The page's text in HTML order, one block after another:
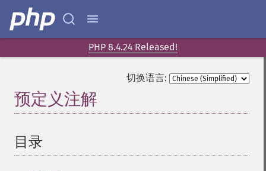
PHP 8.4.24 Released!
切换语言:
预定义注解
目录